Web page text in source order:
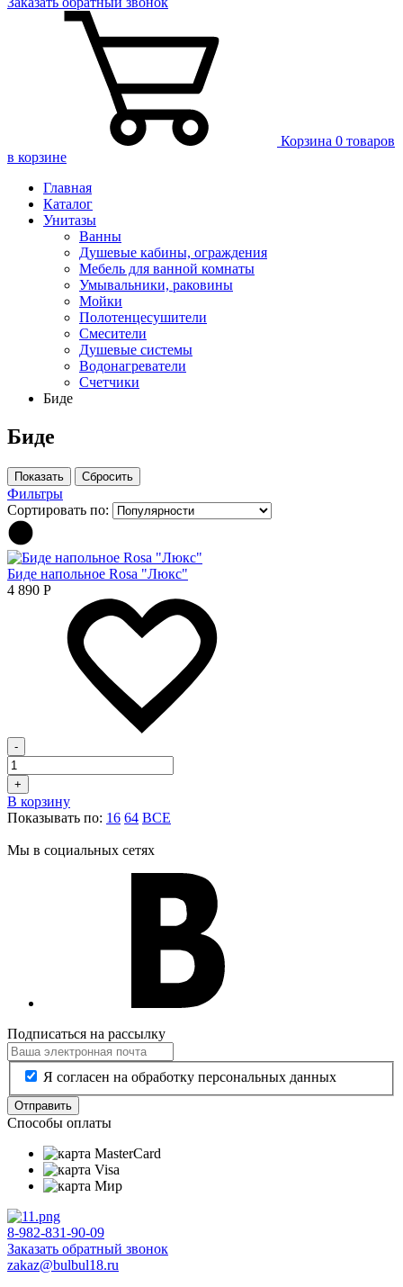
Корзина 0 товаров
в корзине
Главная
Каталог
Унитазы
Ванны
Душевые кабины, ограждения
Мебель для ванной комнаты
Умывальники, раковины
Мойки
Полотенцесушители
Смесители
Душевые системы
Водонагреватели
Счетчики
Биде
Биде
Фильтры
Сортировать по:
Биде напольное Rosa "Люкс"
4 890 Р
-
+
В корзину
Показывать по: 16 64 ВСЕ
Мы в социальных сетях
Подписаться на рассылку
Я согласен на обработку персональных данных
Отправить
Способы оплаты
8-982-831-90-09
Заказать обратный звонок
zakaz@bulbul18.ru